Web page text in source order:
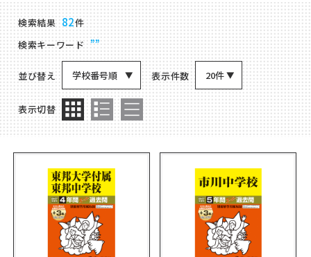
商品検索結果
検索結果 82件
検索キーワード ””
並び替え 学校番号順 表示件数 20件
表示切替